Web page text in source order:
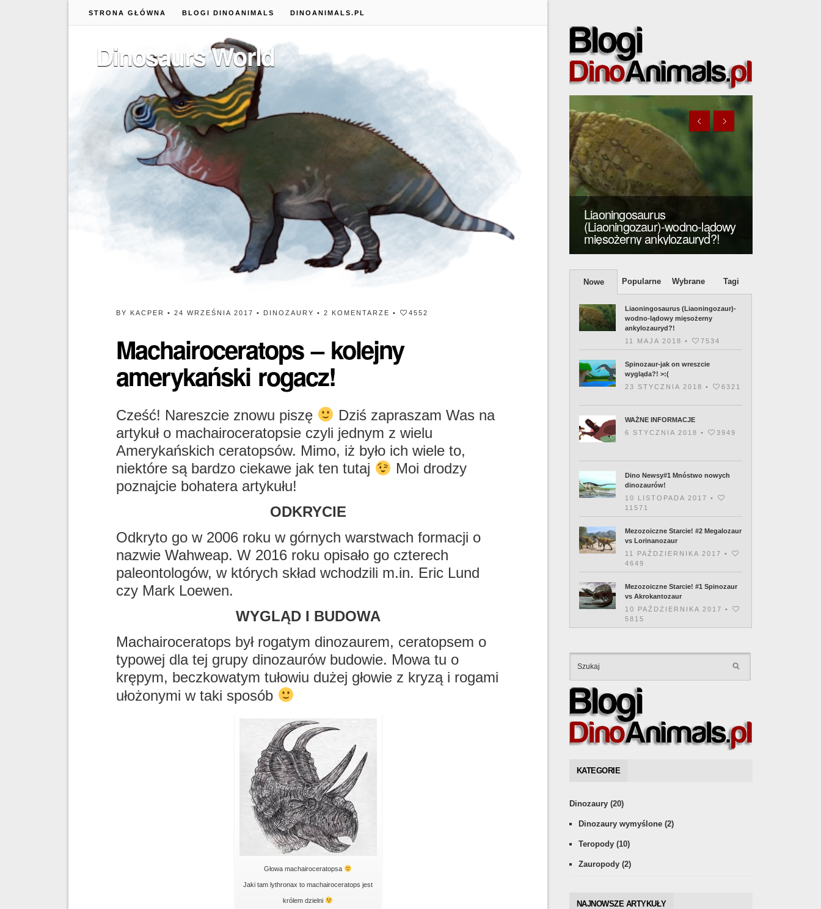
STRONA GŁÓWNA BLOGI DINOANIMALS DINOANIMALS.PL
Dinosaurs World
BY KACPER • 24 WRZEŚNIA 2017 • DINOZAURY •2 KOMENTARZE • 4552
Machairoceratops – kolejny
amerykański rogacz!
Cześć! Nareszcie znowu piszę
Dziś zapraszam Was na
artykuł o machairoceratopsie czyli jednym z wielu
Amerykańskich ceratopsów. Mimo, iż było ich wiele to,
niektóre są bardzo ciekawe jak ten tutaj
Moi drodzy
poznajcie bohatera artykułu!
ODKRYCIE
Odkryto go w 2006 roku w górnych warstwach formacji o
nazwie Wahweap. W 2016 roku opisało go czterech
paleontologów, w których skład wchodzili m.in. Eric Lund
czy Mark Loewen.
WYGLĄD I BUDOWA
Machairoceratops był rogatym dinozaurem, ceratopsem o
typowej dla tej grupy dinozaurów budowie. Mowa tu o
krępym, beczkowatym tułowiu dużej głowie z kryzą i rogami
ułożonymi w taki sposób
Głowa machairoceratopsa
Jaki tam lythronax to machairoceratops jest
królem dzielni
DINOZAURY W MOJEJ
GŁOWIE!#1
ALLOCERATOPS-BIZON-
CERATOPS?!
Liaoningosaurus
(Liaoningozaur)-wodno-lądowy
mięsożerny ankylozauryd?!
Nowe Popularne Wybrane Tagi
Liaoningosaurus (Liaoningozaur)-
wodno-lądowy mięsożerny
ankylozauryd?!
11 MAJA 2018 •
7534
Spinozaur-jak on wreszcie
wygląda?! >:(
23 STYCZNIA 2018 •
6321
WAŻNE INFORMACJE
6 STYCZNIA 2018 •
3949
Dino Newsy#1 Mnóstwo nowych
dinozaurów!
10 LISTOPADA 2017 •
11571
Mezozoiczne Starcie! #2 Megalozaur
vs Lorinanozaur
11 PAŹDZIERNIKA 2017 •
4649
Mezozoiczne Starcie! #1 Spinozaur
vs Akrokantozaur
10 PAŹDZIERNIKA 2017 •
5815
KATEGORIE
Dinozaury (20)
Dinozaury wymyślone (2)
Teropody (10)
Zauropody (2)
NAJNOWSZE ARTYKUŁY